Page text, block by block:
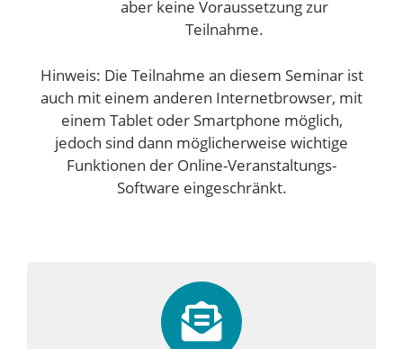
aber keine Voraussetzung zur
Teilnahme.
Hinweis: Die Teilnahme an diesem Seminar ist
auch mit einem anderen Internetbrowser, mit
einem Tablet oder Smartphone möglich,
jedoch sind dann möglicherweise wichtige
Funktionen der Online-Veranstaltungs-
Software eingeschränkt.